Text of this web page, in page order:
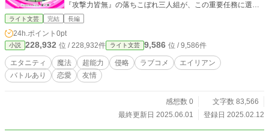
『攻撃力皆無』の落ちこぼれ三人組が、この重要任務に選ば
れたのか？ そしてその違和感は、やがて大きな真実へとつ
ライト文芸 完結 長編
24h.ポイント 0pt
小説 228,932 位 / 228,932件 ライト文芸 9,586 位 / 9,586件
エタニティ 魔法 超能力 侵略 ラブコメ
エイリアン
バトルあり
恋愛 友情
感想数 0
文字数 83,566
最終更新日 2025.06.01
登録日 2025.02.12